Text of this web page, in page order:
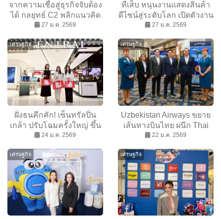
จากความเชื่อสู่ธุรกิจจับต้อง
ได้ กลยุทธ์ C2 พลิกแนวคิด
น้ำดื่มไร้ฉลาก เปลี่ยน
อุตสาหกรรมไทย
27 ม.ค. 2569
ทีเส็บ หนุนงานแสดงสินค้า
ดีไซน์สู่ระดับโลก เปิดตัวงาน
” THE WORLD ENDS ฯ
27 ม.ค. 2569
เศรษฐกิจ
ฝั่งธนคึกคัก! เซ็นทรัลปิ่น
เกล้า ปรับโฉมครั้งใหญ่ ขึ้น
แท่นไลฟ์สไตล์แลนด์มาร์ก
24 ม.ค. 2569
เศรษฐกิจ
Uzbekistan Airways ขยาย
เส้นทางบินไทย ผนึก Thai
Air ดันอุซเบกิสถานสู่
เที่ยว
22 ม.ค. 2569
เศรษฐกิจ เศรษฐกิจ